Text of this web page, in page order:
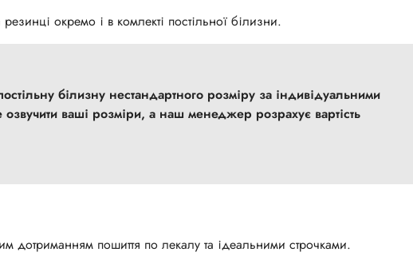
окремо і в комлекті постільної білизни.
ваші розміри, а наш менеджер розрахує вартість
дотриманням пошиття по лекалу та ідеальними строчками.